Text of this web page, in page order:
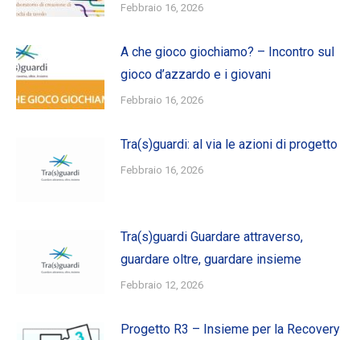
Febbraio 16, 2026
A che gioco giochiamo? – Incontro sul
gioco d’azzardo e i giovani
Febbraio 16, 2026
Tra(s)guardi: al via le azioni di progetto
Febbraio 16, 2026
Tra(s)guardi Guardare attraverso,
guardare oltre, guardare insieme
Febbraio 12, 2026
Progetto R3 – Insieme per la Recovery